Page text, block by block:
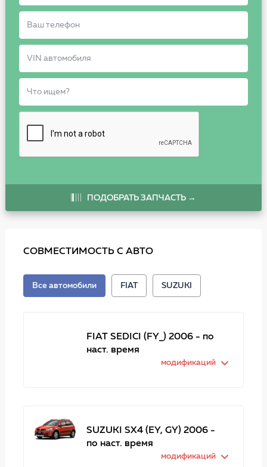
ПОДОБРАТЬ ЗАПЧАСТЬ →
СОВМЕСТИМОСТЬ С АВТО
Все автомобили FIAT SUZUKI
FIAT SEDICI (FY_) 2006 - по
наст. время
модификаций
SUZUKI SX4 (EY, GY) 2006 -
по наст. время
модификаций